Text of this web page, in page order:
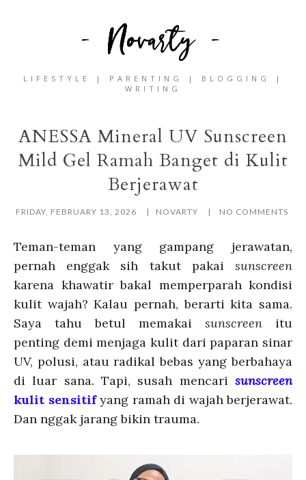
LIFESTYLE | PARENTING | BLOGGING |
WRITING
ANESSA Mineral UV Sunscreen
Mild Gel Ramah Banget di Kulit
Berjerawat
FRIDAY, FEBRUARY 13, 2026 NOVARTY NO COMMENTS
Teman-teman yang gampang jerawatan,
pernah enggak sih takut pakai sunscreen
karena khawatir bakal memperparah kondisi
kulit wajah? Kalau pernah, berarti kita sama.
Saya tahu betul memakai sunscreen itu
penting demi menjaga kulit dari paparan sinar
UV, polusi, atau radikal bebas yang berbahaya
di luar sana. Tapi, susah mencari sunscreen
kulit sensitifyang ramah di wajah berjerawat.
Dan nggak jarang bikin trauma.